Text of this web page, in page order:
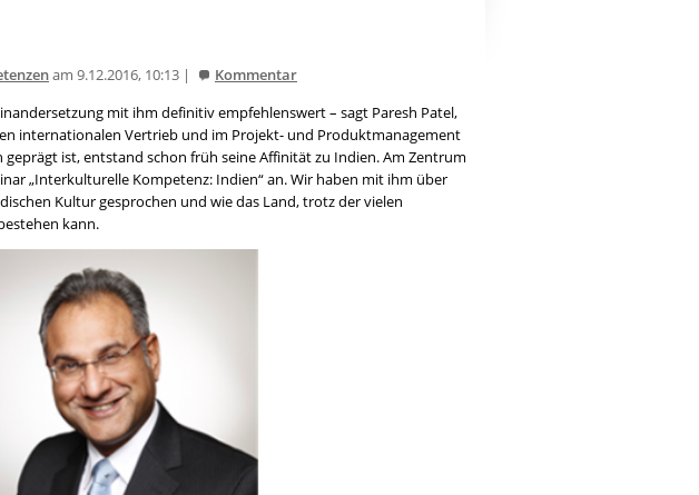
am 9.12.2016, 10:13 | Kommentar
mit ihm definitiv empfehlenswert – sagt Paresh Patel,
internationalen Vertrieb und im Projekt- und Produktmanagement
ist, entstand schon früh seine Affinität zu Indien. Am Zentrum
„Interkulturelle Kompetenz: Indien“ an. Wir haben mit ihm über
Kultur gesprochen und wie das Land, trotz der vielen
kann.